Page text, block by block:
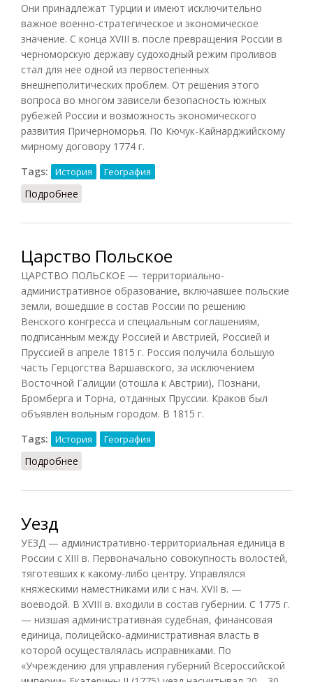
Они принадлежат Турции и имеют исключительно
важное военно-стратегическое и экономическое
значение. С конца XVIII в. после превращения России в
черноморскую державу судоходный режим проливов
стал для нее одной из первостепенных
внешнеполитических проблем. От решения этого
вопроса во многом зависели безопасность южных
рубежей России и возможность экономического
развития Причерноморья. По Кючук-Кайнарджийскому
мирному договору 1774 г.
Tags:
История География
Подробнее
Царство Польское
ЦАРСТВО ПОЛЬСКОЕ — территориально-
административное образование, включавшее польские
земли, вошедшие в состав России по решению
Венского конгресса и специальным соглашениям,
подписанным между Россией и Австрией, Россией и
Пруссией в апреле 1815 г. Россия получила большую
часть Герцогства Варшавского, за исключением
Восточной Галиции (отошла к Австрии), Познани,
Бромберга и Торна, отданных Пруссии. Краков был
объявлен вольным городом. В 1815 г.
Tags:
История География
Подробнее
Уезд
УЕЗД — административно-территориальная единица в
России с XIII в. Первоначально совокупность волостей,
тяготевших к какому-либо центру. Управлялся
княжескими наместниками или с нач. XVII в. —
воеводой. В XVIII в. входили в состав губернии. С 1775 г.
— низшая административная судебная, финансовая
единица, полицейско-административная власть в
которой осуществлялась исправниками. По
«Учреждению для управления губерний Всероссийской